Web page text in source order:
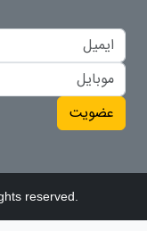
عضویت
reserved.